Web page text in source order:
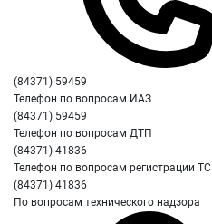
(84371) 59459
Телефон по вопросам ИАЗ
(84371) 59459
Телефон по вопросам ДТП
(84371) 41836
Телефон по вопросам регистрации ТС
(84371) 41836
По вопросам технического надзора